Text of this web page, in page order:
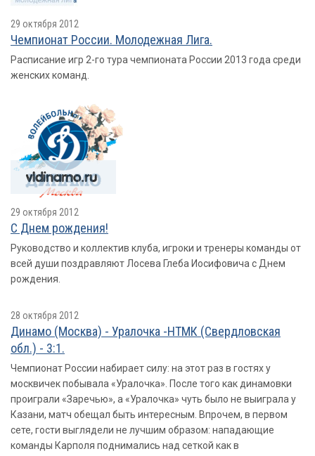
29 октября 2012
Чемпионат России. Молодежная Лига.
Расписание игр 2-го тура чемпионата России 2013 года среди
женских команд.
29 октября 2012
С Днем рождения!
Руководство и коллектив клуба, игроки и тренеры команды от
всей души поздравляют Лосева Глеба Иосифовича с Днем
рождения.
28 октября 2012
Динамо (Москва) - Уралочка -НТМК (Свердловская
обл.) - 3:1.
Чемпионат России набирает силу: на этот раз в гостях у
москвичек побывала «Уралочка». После того как динамовки
проиграли «Заречью», а «Уралочка» чуть было не выиграла у
Казани, матч обещал быть интересным. Впрочем, в первом
сете, гости выглядели не лучшим образом: нападающие
команды Карполя поднимались над сеткой как в